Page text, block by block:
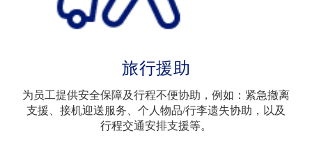
旅行援助
为员工提供安全保障及行程不便协助，例如：紧急撤离
支援、接机迎送服务、个人物品/行李遗失协助，以及
行程交通安排支援等。